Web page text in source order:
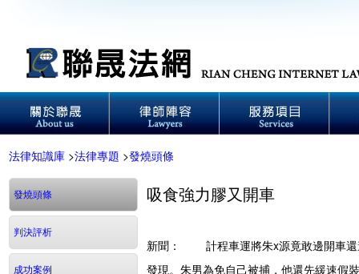
法律知識庫 >法律專題 >發燒頭條
發燒頭條
判決評析
成功案例
吸食強力膠又開車
新聞：
計程車運將朱x源竟敢邊開車還
發現。朱男為免自己被捕，他還先緩速假